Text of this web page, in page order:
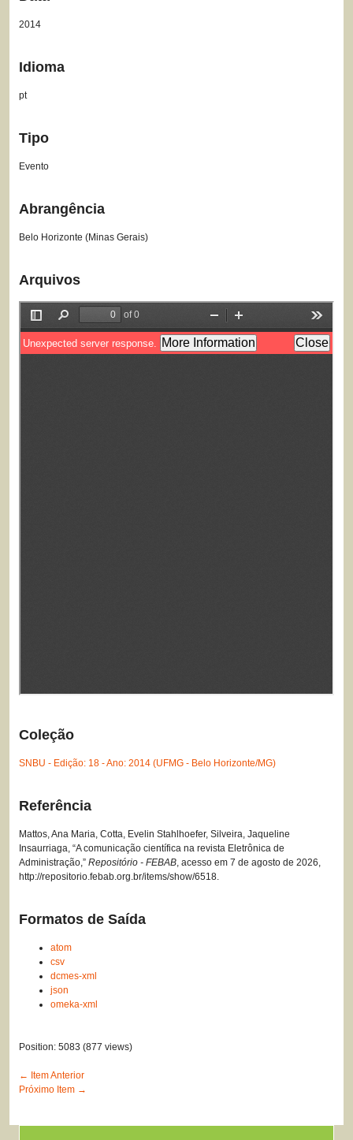
2014
Idioma
pt
Tipo
Evento
Abrangência
Belo Horizonte (Minas Gerais)
Arquivos
Coleção
SNBU - Edição: 18 - Ano: 2014 (UFMG - Belo Horizonte/MG)
Referência
Mattos, Ana Maria, Cotta, Evelin Stahlhoefer, Silveira, Jaqueline
Insaurriaga, “A comunicação científica na revista Eletrônica de
Administração,” Repositório - FEBAB, acesso em 7 de agosto de 2026,
http://repositorio.febab.org.br/items/show/6518.
Formatos de Saída
atom
csv
dcmes-xml
json
omeka-xml
Position: 5083 (877 views)
← Item Anterior
Próximo Item →